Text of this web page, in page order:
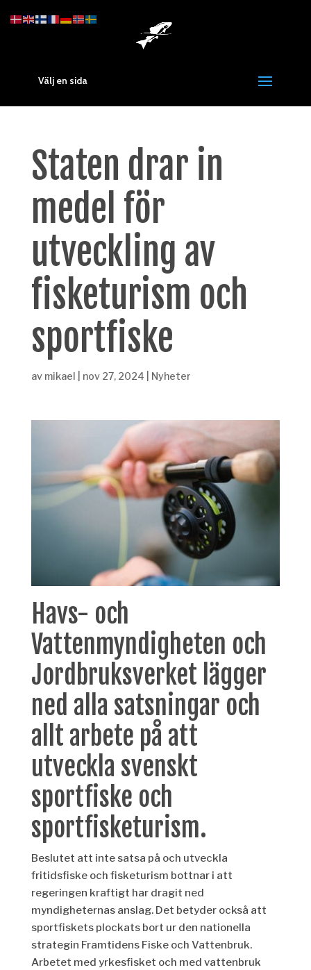
Välj en sida
Staten drar in
medel för
utveckling av
fisketurism och
sportfiske
av mikael nov 27, 2024 Nyheter
Havs- och
Vattenmyndigheten och
Jordbruksverket lägger
ned alla satsningar och
allt arbete på att
utveckla svenskt
sportfiske och
sportfisketurism.
Beslutet att inte satsa på och utveckla
fritidsfiske och fisketurism bottnar i att
regeringen kraftigt har dragit ned
myndigheternas anslag. Det betyder också att
sportfiskets plockats bort ur den nationella
strategin Framtidens Fiske och Vattenbruk.
Arbetet med yrkesfisket och med vattenbruk